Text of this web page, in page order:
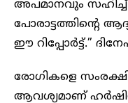
അപമാനവും
പോരാട്ടത്തിന്റെ
ഈ റിപ്പോർട്ട്.”
രോഗികളെ
ആവശ്യമാണ്